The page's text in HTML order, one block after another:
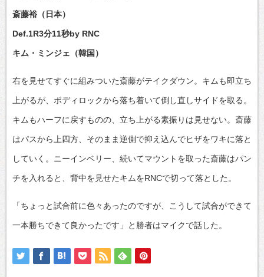
斎藤裕（日本）
Def.1R3分11秒by RNC
キム・ミンジェ（韓国）
右を見せてすぐに組みついた斎藤がテイクダウン。キムも即立ち
上がるが、ボディロックから落ち着いて倒し直しサイドを取る。
キムもハーフに戻すものの、立ち上がる素振りは見せない。斎藤
はパスから上四方、そのまま逆側で抑え込んでヒザをワキに落と
していく。ニーインベリー、続いてマウントを取った斎藤はパン
チを入れると、背中を見せたキムをRNCで切って落とした。
「ちょっと試合前に色々あったのですが、こうして試合ができて
一本勝ちできて良かったです」と勝者はマイクで話した。